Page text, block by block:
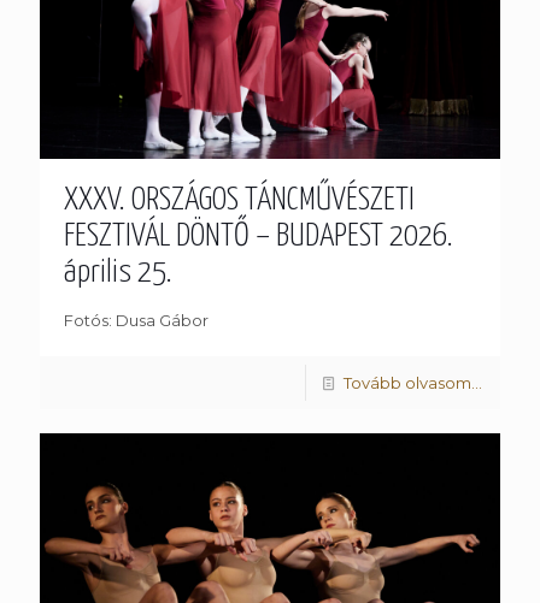
XXXV. ORSZÁGOS TÁNCMŰVÉSZETI
FESZTIVÁL DÖNTŐ – BUDAPEST 2026.
április 25.
Fotós: Dusa Gábor
Tovább olvasom...